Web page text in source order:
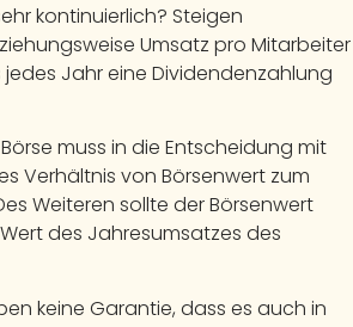
kontinuierlich? Steigen
Umsatz pro Mitarbeiter
Jahr eine Dividendenzahlung
muss in die Entscheidung mit
Verhältnis von Börsenwert zum
Weiteren sollte der Börsenwert
des Jahresumsatzes des
keine Garantie, dass es auch in